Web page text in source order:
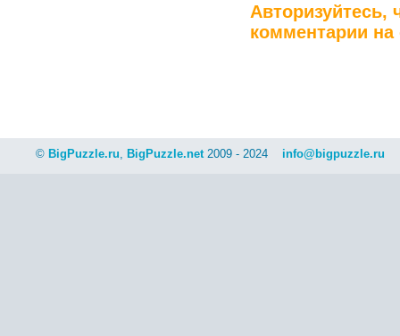
Авторизуйтесь,
комментарии на
© BigPuzzle.ru, BigPuzzle.net2009 - 2024 info@bigpuzzle.ru